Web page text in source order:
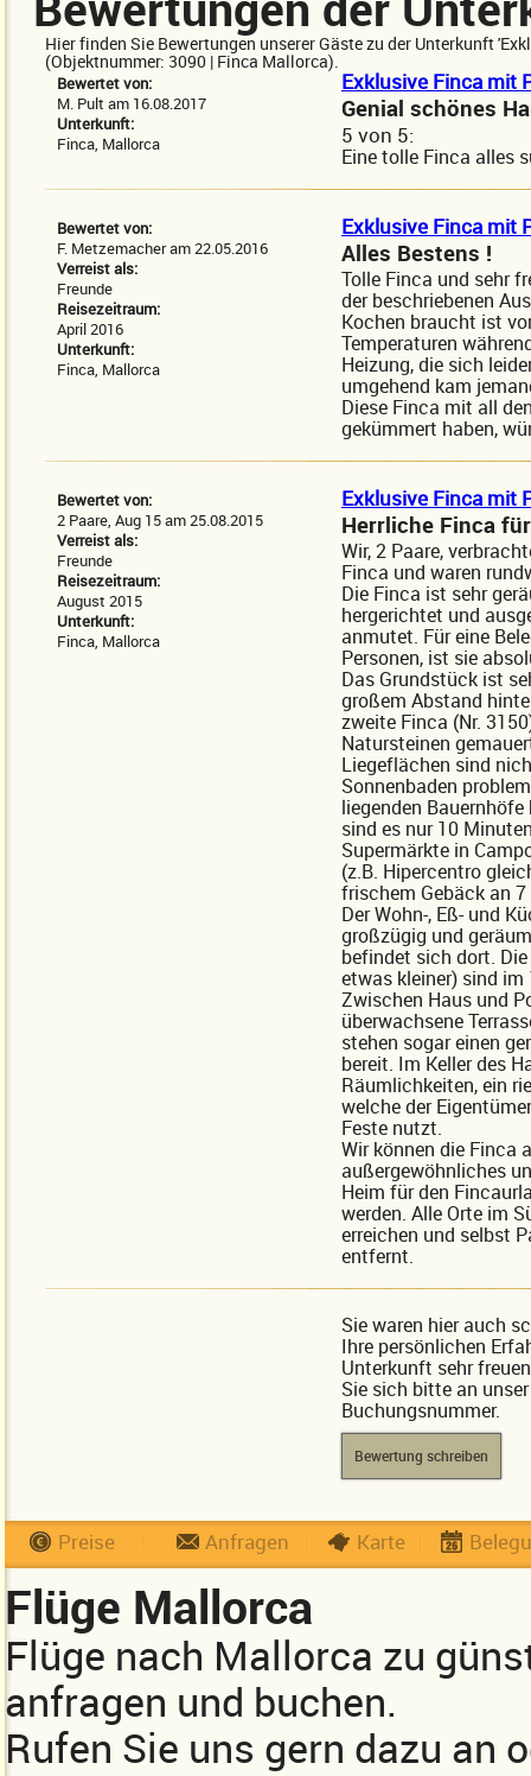
Hier finden Sie Bewertungen unserer Gäste zu der Unterkunft
(Objektnummer: 3090 | Finca Mallorca).
Bewertet von:
M. Pult am 16.08.2017
Unterkunft:
Finca, Mallorca
Exklusive Finca mit
Genial schönes
5 von 5:
Eine tolle Finca alles
Bewertet von:
F. Metzemacher am 22.05.2016
Verreist als:
Freunde
Reisezeitraum:
April 2016
Unterkunft:
Finca, Mallorca
Exklusive Finca mit
Alles Bestens !
Tolle Finca und sehr
der beschriebenen
Kochen braucht ist
Temperaturen
Heizung, die sich
umgehend kam
Diese Finca mit all
gekümmert haben,
Bewertet von:
2 Paare, Aug 15 am 25.08.2015
Verreist als:
Freunde
Reisezeitraum:
August 2015
Unterkunft:
Finca, Mallorca
Exklusive Finca mit
Herrliche Finca
Wir, 2 Paare,
Finca und waren
Die Finca ist sehr
hergerichtet und
anmutet. Für eine
Personen, ist sie
Das Grundstück ist
großem Abstand
zweite Finca (Nr.
Natursteinen
Liegeflächen sind
Sonnenbaden
liegenden
sind es nur 10
Supermärkte in
(z.B. Hipercentro
frischem Gebäck an
Der Wohn-, Eß- und
großzügig und
befindet sich dort.
etwas kleiner) sind
Zwischen Haus und
überwachsene
stehen sogar einen
bereit. Im Keller des
Räumlichkeiten, ein
welche der
Feste nutzt.
Wir können die Finca
außergewöhnliches
Heim für den
werden. Alle Orte im
erreichen und selbst
entfernt.
Sie waren hier auch
Ihre persönlichen
Unterkunft sehr
Sie sich bitte an
Buchungsnummer.
Bewertung schreiben
Preise Anfragen Karte
Flüge Mallorca
Flüge nach Mallorca zu
anfragen und buchen.
Rufen Sie uns gern dazu an